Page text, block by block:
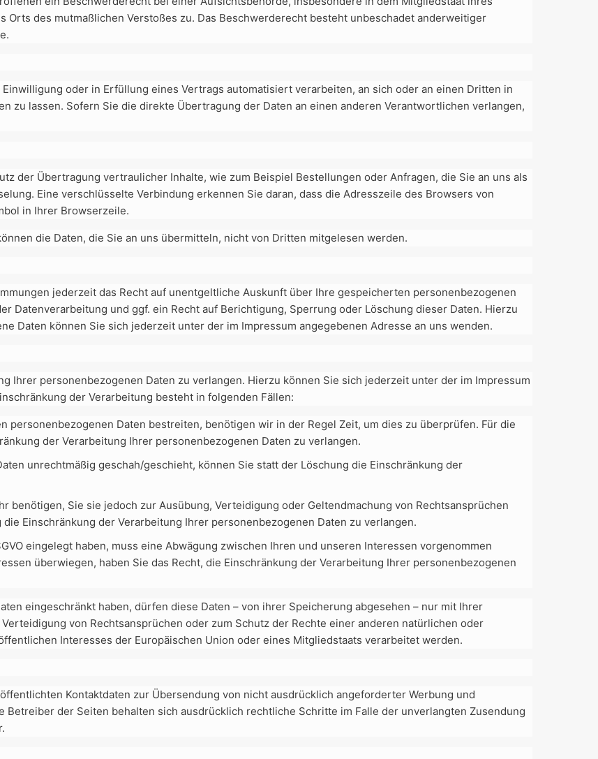
des mutmaßlichen Verstoßes zu. Das Beschwerderecht besteht unbeschadet anderweitiger
oder in Erfüllung eines Vertrags automatisiert verarbeiten, an sich oder an einen Dritten in
zu lassen. Sofern Sie die direkte Übertragung der Daten an einen anderen Verantwortlichen verlangen,
der Übertragung vertraulicher Inhalte, wie zum Beispiel Bestellungen oder Anfragen, die Sie an uns als
Eine verschlüsselte Verbindung erkennen Sie daran, dass die Adresszeile des Browsers von
in Ihrer Browserzeile.
die Daten, die Sie an uns übermitteln, nicht von Dritten mitgelesen werden.
jederzeit das Recht auf unentgeltliche Auskunft über Ihre gespeicherten personenbezogenen
Datenverarbeitung und ggf. ein Recht auf Berichtigung, Sperrung oder Löschung dieser Daten. Hierzu
Daten können Sie sich jederzeit unter der im Impressum angegebenen Adresse an uns wenden.
Ihrer personenbezogenen Daten zu verlangen. Hierzu können Sie sich jederzeit unter der im Impressum
der Verarbeitung besteht in folgenden Fällen:
personenbezogenen Daten bestreiten, benötigen wir in der Regel Zeit, um dies zu überprüfen. Für die
der Verarbeitung Ihrer personenbezogenen Daten zu verlangen.
unrechtmäßig geschah/geschieht, können Sie statt der Löschung die Einschränkung der
benötigen, Sie sie jedoch zur Ausübung, Verteidigung oder Geltendmachung von Rechtsansprüchen
Einschränkung der Verarbeitung Ihrer personenbezogenen Daten zu verlangen.
eingelegt haben, muss eine Abwägung zwischen Ihren und unseren Interessen vorgenommen
überwiegen, haben Sie das Recht, die Einschränkung der Verarbeitung Ihrer personenbezogenen
eingeschränkt haben, dürfen diese Daten – von ihrer Speicherung abgesehen – nur mit Ihrer
von Rechtsansprüchen oder zum Schutz der Rechte einer anderen natürlichen oder
Interesses der Europäischen Union oder eines Mitgliedstaats verarbeitet werden.
Kontaktdaten zur Übersendung von nicht ausdrücklich angeforderter Werbung und
der Seiten behalten sich ausdrücklich rechtliche Schritte im Falle der unverlangten Zusendung